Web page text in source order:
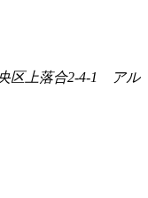
区上落合2-4-1 アル